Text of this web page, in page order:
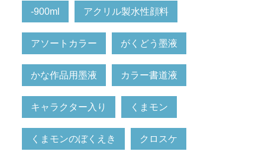
-900ml アクリル製水性顔料
アソートカラー がくどう墨液
かな作品用墨液 カラー書道液
キャラクター入り くまモン
くまモンのぼくえき クロスケ